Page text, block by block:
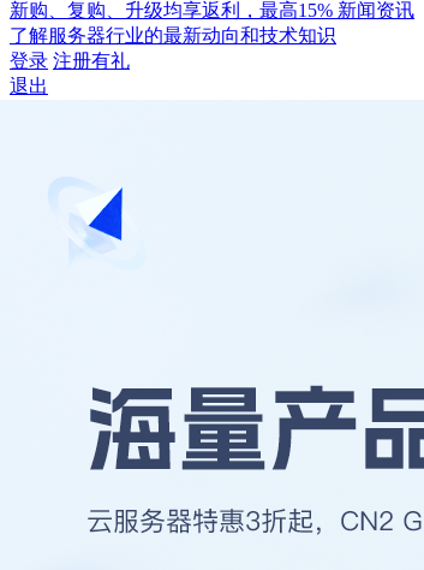
新购、复购、升级均享返利，最高15% 新闻资讯
了解服务器行业的最新动向和技术知识
登录 注册有礼
退出